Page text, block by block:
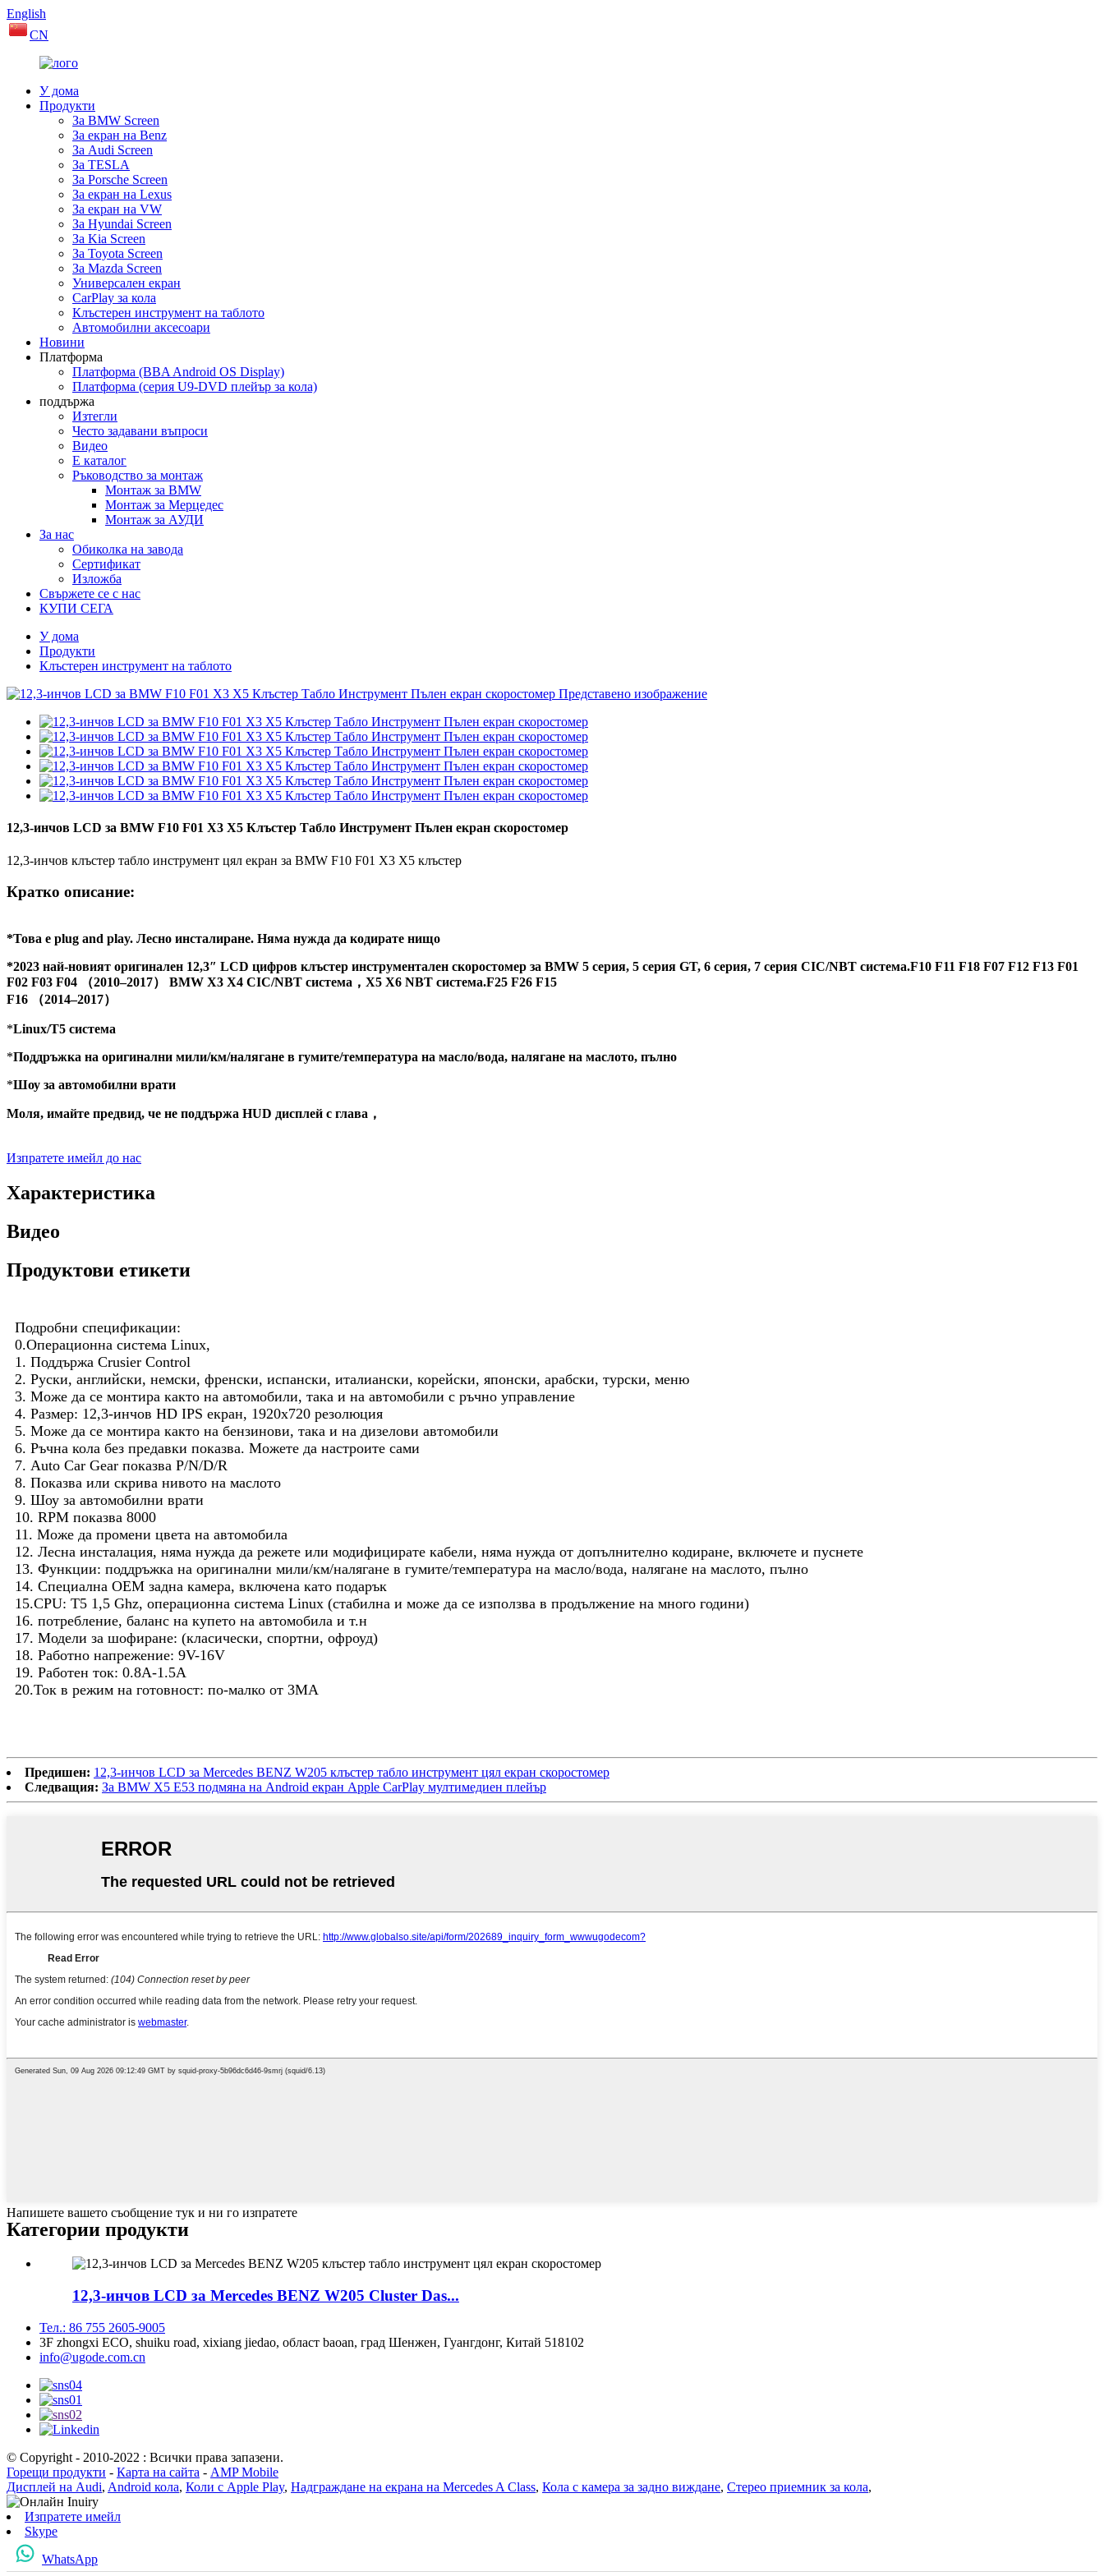
English
CN
У дома
Продукти
За BMW Screen
За екран на Benz
За Audi Screen
За TESLA
За Porsche Screen
За екран на Lexus
За екран на VW
За Hyundai Screen
За Kia Screen
За Toyota Screen
За Mazda Screen
Универсален екран
CarPlay за кола
Клъстерен инструмент на таблото
Автомобилни аксесоари
Новини
Платформа
Платформа (BBA Android OS Display)
Платформа (серия U9-DVD плейър за кола)
поддържа
Изтегли
Често задавани въпроси
Видео
E каталог
Ръководство за монтаж
Монтаж за BMW
Монтаж за Мерцедес
Монтаж за АУДИ
За нас
Обиколка на завода
Сертификат
Изложба
Свържете се с нас
КУПИ СЕГА
У дома
Продукти
Клъстерен инструмент на таблото
12,3-инчов LCD за BMW F10 F01 X3 X5 Клъстер Табло Инструмент Пълен екран скоростомер
12,3-инчов клъстер табло инструмент цял ​​екран за BMW F10 F01 X3 X5 клъстер
Кратко описание:
*Това е plug and play. Лесно инсталиране. Няма нужда да кодирате нищо
*2023 най-новият оригинален 12,3″ LCD цифров клъстер инструментален скоростомер за BMW 5 серия, 5 серия GT, 6 серия, 7 серия CIC/NBT система.F10 F11 F18 F07 F12 F13 F01
F02 F03 F04 （2010–2017） BMW X3 X4 CIC/NBT система，X5 X6 NBT система.F25 F26 F15
F16 （2014–2017）
*Linux/T5 система
*Поддръжка на оригинални мили/км/налягане в гумите/температура на масло/вода, налягане на маслото, пълно
*Шоу за автомобилни врати
Моля, имайте предвид, че не поддържа HUD дисплей с глава，
Изпратете имейл до нас
Характеристика
Видео
Продуктови етикети
Подробни спецификации:
0.Операционна система Linux,
1. Поддържа Crusier Control
2. Руски, английски, немски, френски, испански, италиански, корейски, японски, арабски, турски, меню
3. Може да се монтира както на автомобили, така и на автомобили с ръчно управление
4. Размер: 12,3-инчов HD IPS екран, 1920x720 резолюция
5. Може да се монтира както на бензинови, така и на дизелови автомобили
6. Ръчна кола без предавки показва. Можете да настроите сами
7. Auto Car Gear показва P/N/D/R
8. Показва или скрива нивото на маслото
9. Шоу за автомобилни врати
10. RPM показва 8000
11. Може да промени цвета на автомобила
12. Лесна инсталация, няма нужда да режете или модифицирате кабели, няма нужда от допълнително кодиране, включете и пуснете
13. Функции: поддръжка на оригинални мили/км/налягане в гумите/температура на масло/вода, налягане на маслото, пълно
14. Специална OEM задна камера, включена като подарък
15.CPU: T5 1,5 Ghz, операционна система Linux (стабилна и може да се използва в продължение на много години)
16. потребление, баланс на купето на автомобила и т.н
17. Модели за шофиране: (класически, спортни, офроуд)
18. Работно напрежение: 9V-16V
19. Работен ток: 0.8A-1.5A
20.Ток в режим на готовност: по-малко от 3MA
Предишен: 12,3-инчов LCD за Mercedes BENZ W205 клъстер табло инструмент цял ​​екран скоростомер
Следващия: За BMW X5 E53 подмяна на Android екран Apple CarPlay мултимедиен плейър
Напишете вашето съобщение тук и ни го изпратете
Категории продукти
12,3-инчов LCD за Mercedes BENZ W205 Cluster Das...
Тел.: 86 755 2605-9005
3F zhongxi ECO, shuiku road, xixiang jiedao, област baoan, град Шенжен, Гуангдонг, Китай 518102
info@ugode.com.cn
© Copyright - 2010-2022 : Всички права запазени.
Горещи продукти - Карта на сайта - AMP Mobile
Дисплей на Audi, Android кола, Коли с Apple Play, Надграждане на екрана на Mercedes A Class, Кола с камера за задно виждане, Стерео приемник за кола,
Изпратете имейл
Skype
WhatsApp